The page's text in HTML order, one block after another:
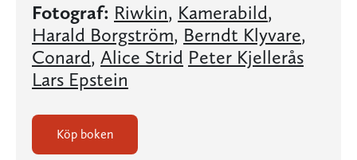
Fotograf: Riwkin, Kamerabild,
Harald Borgström, Berndt Klyvare,
Conard, Alice Strid Peter Kjellerås
Lars Epstein
Köp boken